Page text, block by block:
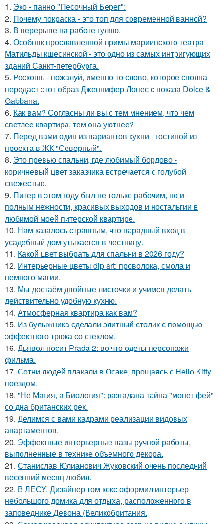
1. Эко - панно "Песочный Берег":
2. Почему покраска - это топ для современной ванной?
3. В перерыве на работе гуляю.
4. Особняк прославленной примы мариинского театра
Матильды кшесинской - это одно из самых интригующих
зданий Санкт-петербурга.
5. Роскошь - пожалуй, именно то слово, которое сполна
передаст этот образ Дженнифер Лопес с показа Dolce &
Gabbana.
6. Как вам? Согласны ли вы с тем мнением, что чем
светлее квартира, тем она уютнее?
7. Перед вами один из вариантов кухни - гостиной из
проекта в ЖК "Северный".
8. Это превью спальни, где любимый бордово -
коричневый цвет заказчика встречается с голубой
свежестью.
9. Питер в этом году был не только рабочим, но и
полным нежности, красивых выходов и ностальгии в
любимой моей питерской квартире.
10. Нам казалось странным, что парадный вход в
усадебный дом утыкается в лестницу.
11. Какой цвет выбрать для спальни в 2026 году?
12. Интерьерные цветы dip art: проволока, смола и
немного магии.
13. Мы достаём двойные листочки и учимся делать
действительно удобную кухню.
14. Атмосферная квартира как вам?
15. Из булыжника сделали элитный столик с помощью
эффектного трюка со стеклом.
16. Дьявол носит Prada 2: во что одеты персонажи
фильма.
17. Сотни людей плакали в Осаке, прощаясь с Hello Kitty
поездом.
18. "Не Магия, а Биология": разгадана тайна "монет фей"
со дна британских рек.
19. Делимся с вами кадрами реализации видовых
апартаментов.
20. Эффектные интерьерные вазы ручной работы,
выполненные в технике объемного декора.
21. Станислав Юлианович Жуковский очень последний
весенний месяц любил.
22. В ЛЕСУ. Дизайнер том кокс оформил интерьер
небольшого домика для отдыха, расположенного в
заповеднике Девона (Великобритания.